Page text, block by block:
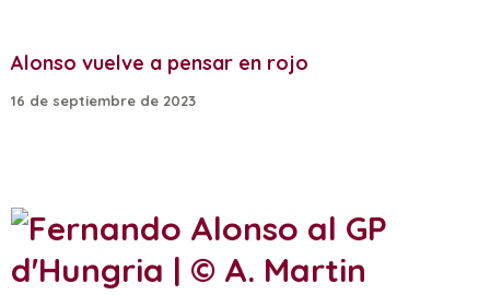
Alonso vuelve a pensar en rojo
16 de septiembre de 2023